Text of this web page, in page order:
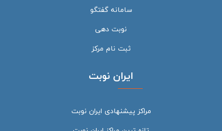
سامانه گفتگو
نوبت دهی
ثبت نام مرکز
ایران نوبت
مراکز پیشنهادی ایران نوبت